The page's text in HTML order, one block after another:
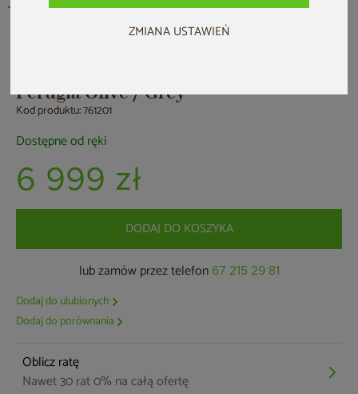
ZMIANA USTAWIEŃ
Perugia Olive / Grey
Kod produktu: 761201
Dostępne od ręki
6 999 zł
DODAJ DO KOSZYKA
lub zamów przez telefon 67 215 29 81
Dodaj do ulubionych
Dodaj do porównania
Oblicz ratę
Nawet 30 rat 0% na całą ofertę